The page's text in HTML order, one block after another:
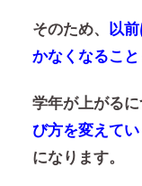
そのため、 以
かなくなること
学年が上がるに
び方を変えてい
になります。